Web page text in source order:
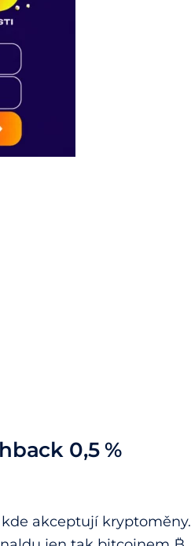
0,5 %
akceptují kryptoměny.